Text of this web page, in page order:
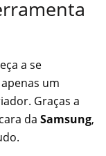
a se
um
Graças a
da Samsung,